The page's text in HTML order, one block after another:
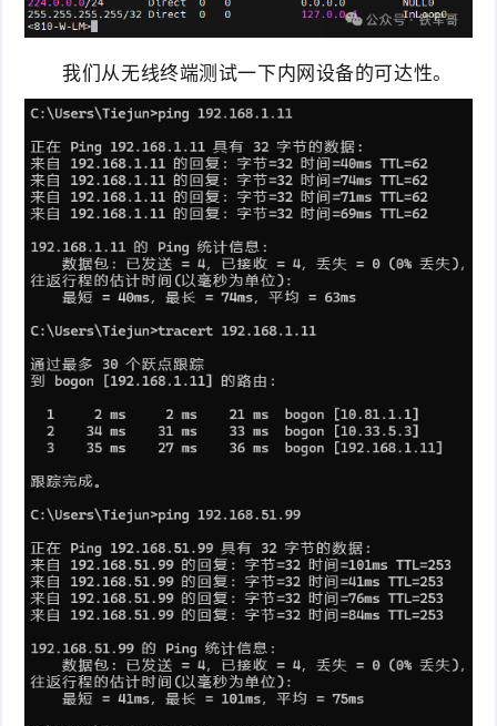
我们从无线终端测试一下内网设备的可达性。